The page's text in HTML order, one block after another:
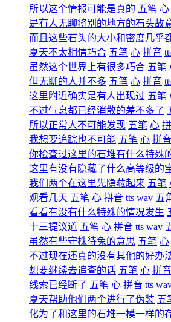
所以这个情报可能是真的 五笔 心
是有人无聊将别的地方的石头故
而且这些石头的大小和密度几乎
夏天不太相信巧合 五笔 心 拼音
虽然这个世界上有很多巧合 五笔
但无聊的人并不多 五笔 心 拼音
这里附近确实是有人出现过 五笔
不过气息都已经消散的差不多了
所以正常人不可能发现 五笔 心
我想要追踪也不可能 五笔 心 拼音
你检查过这里的石堆有什么特殊
这里有没有隐藏了什么高等级的
我们两个在这里先隐藏起来 五笔
观看几天 五笔 心 拼音 tts wav 五
看看有没有什么特殊的情况发生
十三提议道 五笔 心 拼音 tts wav
虽然有些守株待兔的意思 五笔 心
不过现在还真的没有其他的好办
想要继续去追查的话 五笔 心 拼音
线索已经断了 五笔 心 拼音 tts
夏天帮助他们两个进行了伪装 五
化为了和这里的石堆一模一样的